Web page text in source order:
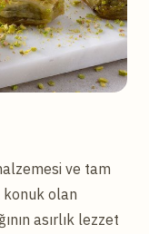
ve tam
konuk olan
asırlık lezzet